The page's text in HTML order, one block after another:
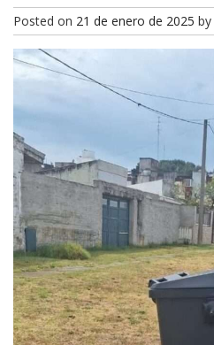
Posted on 21 de enero de 2025 by